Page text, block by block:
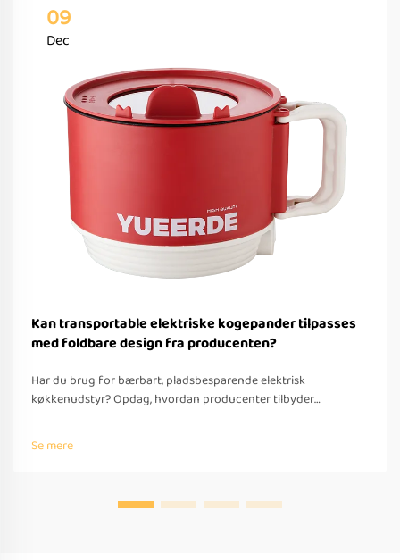
09
Dec
Kan transportable elektriske kogepander tilpasses
med foldbare design fra producenten?
Har du brug for bærbart, pladsbesparende elektrisk
køkkenudstyr? Opdag, hvordan producenter tilbyder
understøttelse, hurtig prototyping og overholdelse af globale
standarder. Anmod om et tilbud i dag.
Se mere